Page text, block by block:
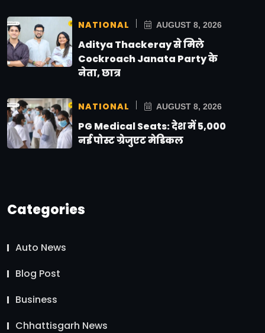
NATIONAL AUGUST 8, 2026
Aditya Thackeray से मिले
Cockroach Janata Party के
नेता, छात्र
NATIONAL AUGUST 8, 2026
PG Medical Seats: देश में 5,000
नई पोस्ट ग्रेजुएट मेडिकल
Categories
Auto News
Blog Post
Business
Chhattisgarh News